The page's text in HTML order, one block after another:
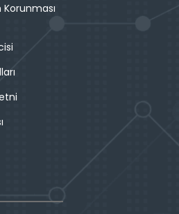
Korunması